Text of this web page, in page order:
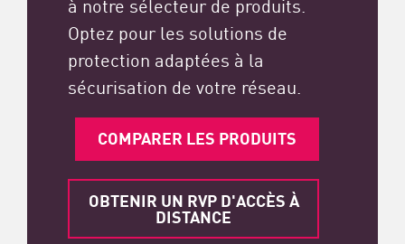
Optez pour les solutions de
protection adaptées à la
sécurisation de votre réseau.
COMPARER LES PRODUITS
OBTENIR UN RVP D'ACCÈS À
DISTANCE